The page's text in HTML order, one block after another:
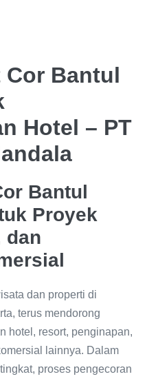
Cor Bantul
Hotel – PT
Bantul
Proyek
dan
dan properti di
terus mendorong
hotel, resort, penginapan,
lainnya. Dalam
proses pengecoran